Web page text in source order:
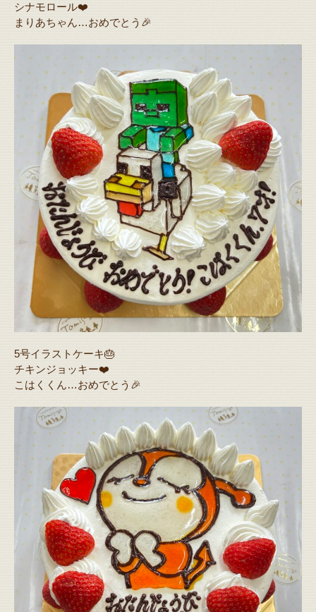
シナモロール❤️
まりあちゃん…おめでとう🎉
5号イラストケーキ🎂
チキンジョッキー❤️
こはくくん…おめでとう🎉